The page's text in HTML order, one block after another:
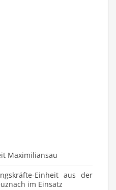
Maximiliansau
Einheit aus der
im Einsatz